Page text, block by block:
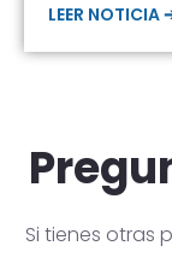
LEER NOTICIA
Si tienes otras